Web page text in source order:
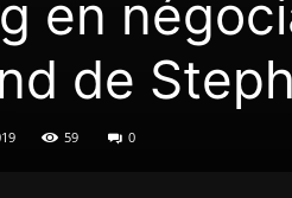
en
de
59 0